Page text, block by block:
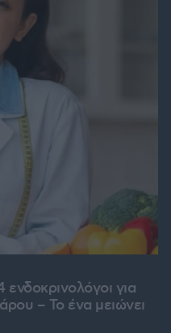
για
– Το ένα μειώνει